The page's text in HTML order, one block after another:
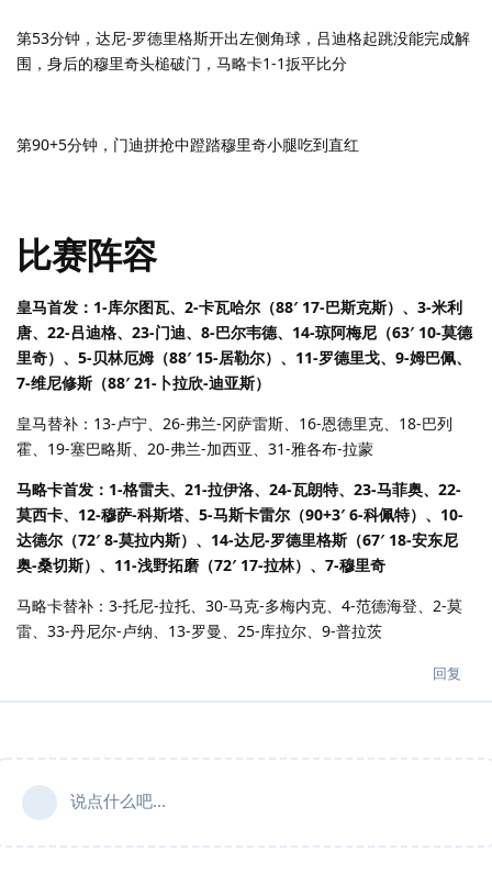
第53分钟，达尼-罗德里格斯开出左侧角球，吕迪格起跳没能完成解
围，身后的穆里奇头槌破门，马略卡1-1扳平比分
第90+5分钟，门迪拼抢中蹬踏穆里奇小腿吃到直红
比赛阵容
皇马首发：1-库尔图瓦、2-卡瓦哈尔（88′ 17-巴斯克斯）、3-米利
唐、22-吕迪格、23-门迪、8-巴尔韦德、14-琼阿梅尼（63′ 10-莫德
里奇）、5-贝林厄姆（88′ 15-居勒尔）、11-罗德里戈、9-姆巴佩、
7-维尼修斯（88′ 21-卜拉欣-迪亚斯）
皇马替补：13-卢宁、26-弗兰-冈萨雷斯、16-恩德里克、18-巴列
霍、19-塞巴略斯、20-弗兰-加西亚、31-雅各布-拉蒙
马略卡首发：1-格雷夫、21-拉伊洛、24-瓦朗特、23-马菲奥、22-
莫西卡、12-穆萨-科斯塔、5-马斯卡雷尔（90+3′ 6-科佩特）、10-
达德尔（72′ 8-莫拉内斯）、14-达尼-罗德里格斯（67′ 18-安东尼
奥-桑切斯）、11-浅野拓磨（72′ 17-拉林）、7-穆里奇
马略卡替补：3-托尼-拉托、30-马克-多梅内克、4-范德海登、2-莫
雷、33-丹尼尔-卢纳、13-罗曼、25-库拉尔、9-普拉茨
回复
说点什么吧...